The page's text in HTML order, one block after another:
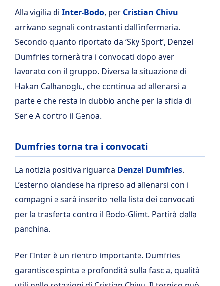
Alla vigilia di Inter-Bodo, per Cristian Chivu
arrivano segnali contrastanti dall’infermeria.
Secondo quanto riportato da ‘Sky Sport’, Denzel
Dumfries tornerà tra i convocati dopo aver
lavorato con il gruppo. Diversa la situazione di
Hakan Calhanoglu, che continua ad allenarsi a
parte e che resta in dubbio anche per la sfida di
Serie A contro il Genoa.
Dumfries torna tra i convocati
La notizia positiva riguarda Denzel Dumfries.
L’esterno olandese ha ripreso ad allenarsi con i
compagni e sarà inserito nella lista dei convocati
per la trasferta contro il Bodo-Glimt. Partirà dalla
panchina.
Per l’Inter è un rientro importante. Dumfries
garantisce spinta e profondità sulla fascia, qualità